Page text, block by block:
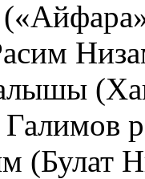
(Булат